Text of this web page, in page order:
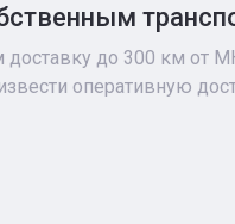
до 300 км от
оперативную